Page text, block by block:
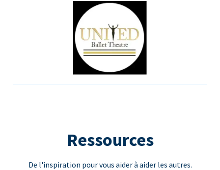
Ressources
De l'inspiration pour vous aider à aider les autres.